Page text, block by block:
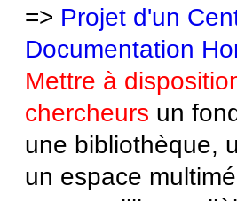
=> Projet d'un
Documentation
Mettre à
chercheurs un
une bibliothèque,
un espace